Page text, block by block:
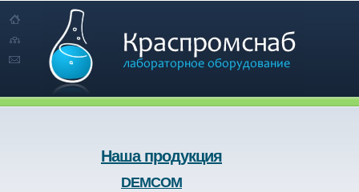
Наша продукция
DEMCOM